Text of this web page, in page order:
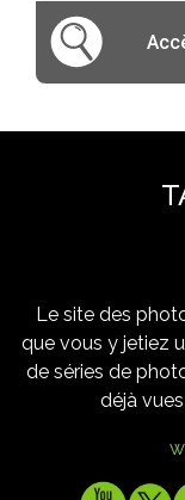
Le site des
que vous y jetiez
de séries de
déjà